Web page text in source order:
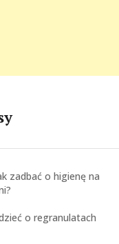
zadbać o higienę na
o regranulatach